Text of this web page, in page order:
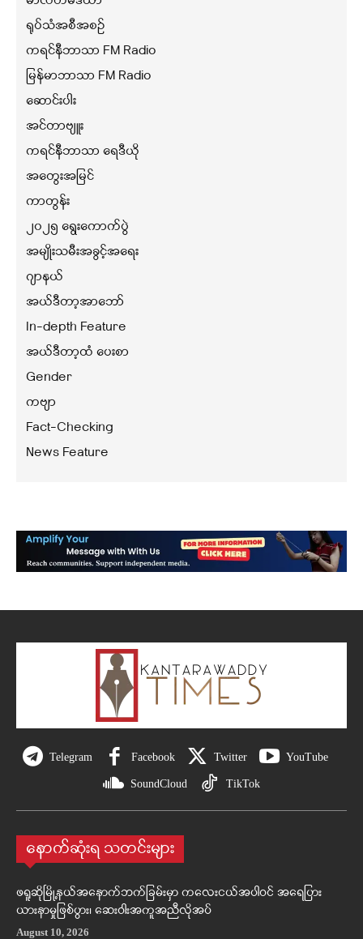
ရုပ်သံအစီအစဉ်
ကရင်နီဘာသာ FM Radio
မြန်မာဘာသာ FM Radio
ဆောင်းပါး
အင်တာဗျူး
ကရင်နီဘာသာ ရေဒီယို
အတွေးအမြင်
ကာတွန်း
၂၀၂၅ ရွေးကောက်ပွဲ
အမျိုးသမီးအခွင့်အရေး
ဂျာနယ်
အယ်ဒီတာ့အာဘော်
In-depth Feature
အယ်ဒီတာ့ထံ ပေးစာ
Gender
ကဗျာ
Fact-Checking
News Feature
Telegram Facebook Twitter YouTube
SoundCloud TikTok
နောက်ဆုံးရ သတင်းများ
ဖရူဆိုမြို့နယ်အနောက်ဘက်ခြမ်းမှာ ကလေးငယ်အပါဝင် အရေပြား
ယားနာမှုဖြစ်ပွား၊ ဆေးဝါးအကူအညီလိုအပ်
August 10, 2026